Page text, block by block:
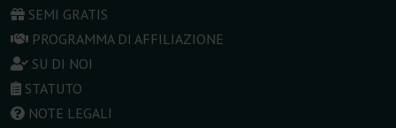
SEMI GRATIS
PROGRAMMA DI AFFILIAZIONE
SU DI NOI
STATUTO
NOTE LEGALI